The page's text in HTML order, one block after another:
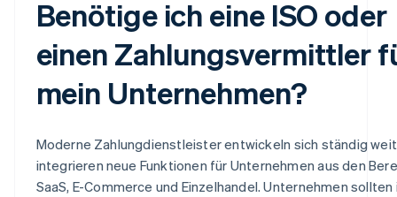
Benötige ich eine ISO oder
einen Zahlungsvermittler
mein Unternehmen?
Moderne Zahlungdienstleister entwickeln sich ständig
integrieren neue Funktionen für Unternehmen aus den
SaaS, E-Commerce und Einzelhandel. Unternehmen sollten